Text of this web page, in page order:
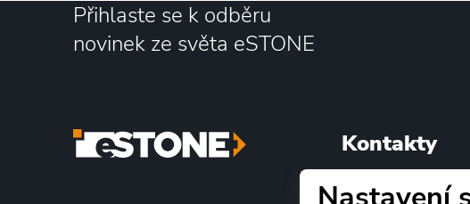
Přihlaste se k odběru
novinek ze světa eSTONE
Kontakty
BDP-WAKESTONE